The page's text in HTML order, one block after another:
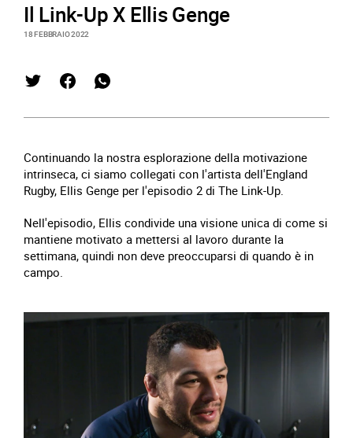
Il Link-Up X Ellis Genge
18 FEBBRAIO 2022
Continuando la nostra esplorazione della motivazione
intrinseca, ci siamo collegati con l'artista dell'England
Rugby, Ellis Genge per l'episodio 2 di The Link-Up.
Nell'episodio, Ellis condivide una visione unica di come si
mantiene motivato a mettersi al lavoro durante la
settimana, quindi non deve preoccuparsi di quando è in
campo.